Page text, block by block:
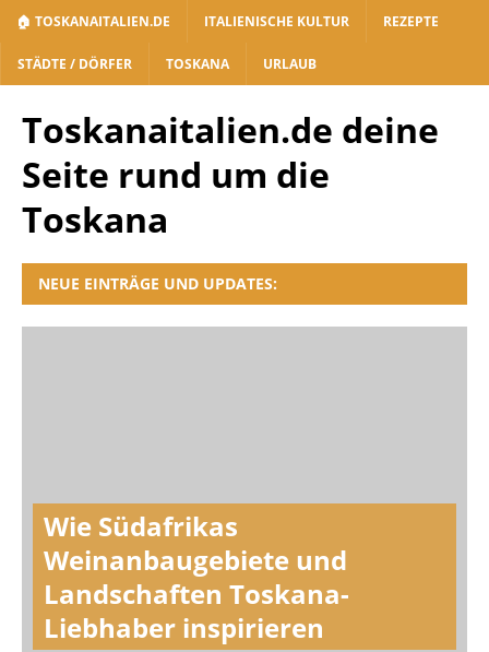
🏠 TOSKANAITALIEN.DE ITALIENISCHE KULTUR REZEPTE
STÄDTE / DÖRFER TOSKANA URLAUB
Toskanaitalien.de deine
Seite rund um die
Toskana
NEUE EINTRÄGE UND UPDATES:
Wie Südafrikas
Weinanbaugebiete und
Landschaften Toskana-
Liebhaber inspirieren